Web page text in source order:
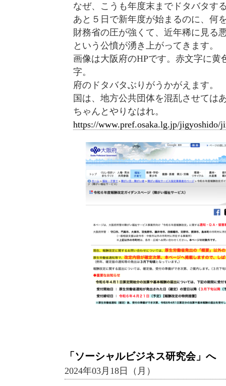
なぜ、こうも年度末までドタバタす
あと５日で新年度が始まるのに、何
財務省の圧が強くて、近年稀に見る
という公憤が湧き上がってきます。
画像は大阪府のHPです。赤文字に
字。
府のドタバタぶりがうかがえます。
国は、地方公共団体を混乱させては
ちゃんとやりなはれ。
https://www.pref.osaka.lg.jp/jigyoshido/
「ソーシャルビジネス研究会」へ
2024年03月18日（月）